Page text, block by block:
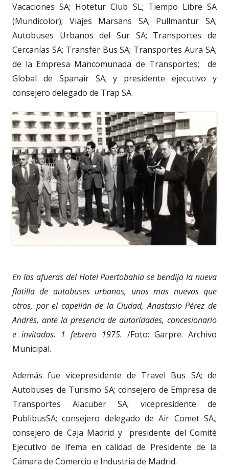
Vacaciones SA; Hotetur Club SL; Tiempo Libre SA
(Mundicolor); Viajes Marsans SA; Pullmantur SA;
Autobuses Urbanos del Sur SA; Transportes de
Cercanías SA; Transfer Bus SA; Transportes Aura SA;
de la Empresa Mancomunada de Transportes; de
Global de Spanair SA; y presidente ejecutivo y
consejero delegado de Trap SA.
En las afueras del Hotel Puertobahía se bendijo la nueva
flotilla de autobuses urbanos, unos mas nuevos que
otros, por el capellán de la Ciudad, Anastasio Pérez de
Andrés, ante la presencia de autoridades, concesionario
e invitados. 1 febrero 1975. /Foto: Garpre. Archivo
Municipal.
Además fue vicepresidente de Travel Bus SA; de
Autobuses de Turismo SA; consejero de Empresa de
Transportes Alacuber SA; vicepresidente de
PublibusSA; consejero delegado de Air Comet SA.;
consejero de Caja Madrid y presidente del Comité
Ejecutivo de Ifema en calidad de Presidente de la
Cámara de Comercio e Industria de Madrid.